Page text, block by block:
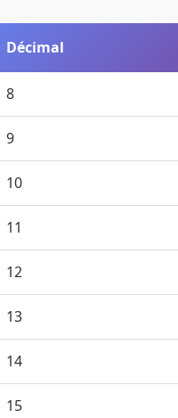
Décimal
8
9
10
11
12
13
14
15